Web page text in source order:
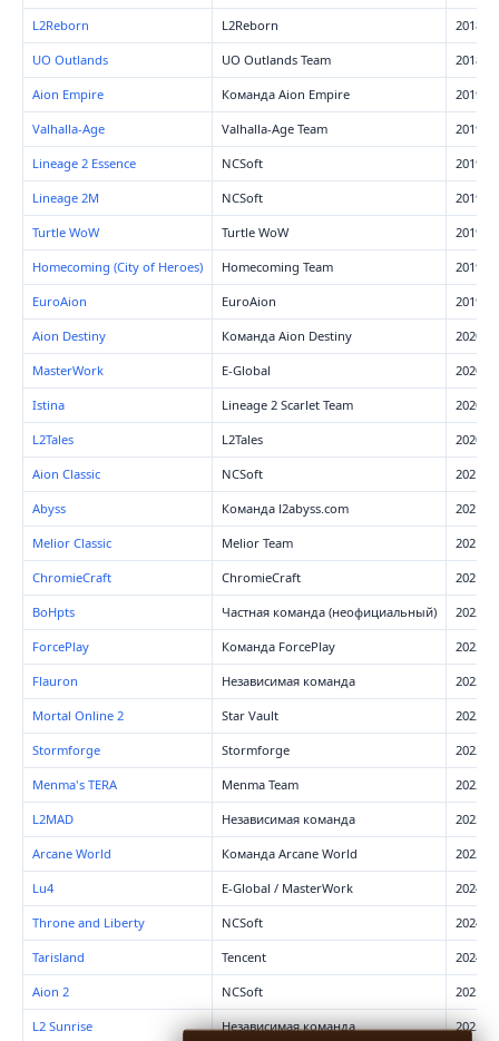
L2Reborn L2Reborn 2018
UO Outlands UO Outlands Team 2018
Aion Empire Команда Aion Empire 2019
Valhalla-Age Valhalla-Age Team 2019
Lineage 2 Essence NCSoft 2019
Lineage 2M NCSoft 2019
Turtle WoW Turtle WoW 2019
Homecoming (City of Heroes) Homecoming Team 2019
EuroAion EuroAion 2019
Aion Destiny Команда Aion Destiny 2020
MasterWork E-Global 2020
Istina Lineage 2 Scarlet Team 2020
L2Tales L2Tales 2020
Aion Classic NCSoft 2021
Abyss Команда l2abyss.com 2021
Melior Classic Melior Team 2021
ChromieCraft ChromieCraft 2021
BoHpts Частная команда (неофициальный) 2022
ForcePlay Команда ForcePlay 2022
Flauron Независимая команда 2022
Mortal Online 2 Star Vault 2022
Stormforge Stormforge 2022
Menma's TERA Menma Team 2022
L2MAD Независимая команда 2023
Arcane World Команда Arcane World 2023
Lu4 E-Global / MasterWork 2024
Throne and Liberty NCSoft 2024
Tarisland Tencent 2024
Aion 2 NCSoft 2025
L2 Sunrise Независимая команда 2025